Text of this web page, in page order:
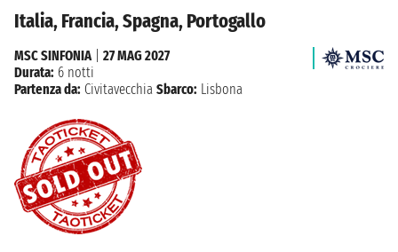
Italia, Francia, Spagna, Portogallo
MSC SINFONIA| 27 MAG 2027
Durata: 6 notti
Partenza da: Civitavecchia Sbarco: Lisbona